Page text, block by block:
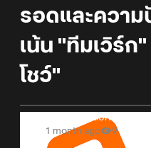
รอดและความ
เน้น "ทีมเวิร์ก
โชว์"
Online Station
1 month ago
9